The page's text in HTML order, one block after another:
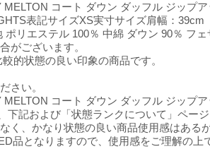
コート ダウン ダッフル ジップ
表記サイズXS実寸サイズ肩幅
リエステル 100％ 中綿 ダウン 90％ フ
がございます。
的状態の良い印象の商品です。
さい。
コート ダウン ダッフル ジップ
記および「状態ランクについて」ページ
く、かなり状態の良い商品使用感はあ
品となりますので、使用感をご理解の上